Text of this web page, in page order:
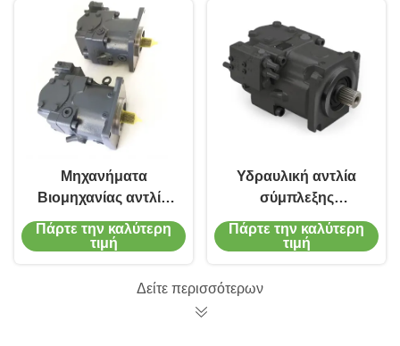
υδραυλική άξονα
αντλία έμβολο
μηχανήματα
Μηχανήματα
Βιομηχανίας αντλία
έμβολο 145 Cc/Rev
Σύστημα ελέγχου
Πάρτε την καλύτερη
τιμή
Υδραυλική αντλία
σύμπλεξης
μεταβλητού
διαστήματος
βιομηχανικά
Πάρτε την καλύτερη
τιμή
Δείτε περισσότερων